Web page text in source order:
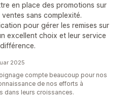
en place des promotions sur
sans complexité.
pour gérer les remises sur
excellent choix et leur service
2025
compte beaucoup pour nos
de nos efforts à
dans leurs croissances.